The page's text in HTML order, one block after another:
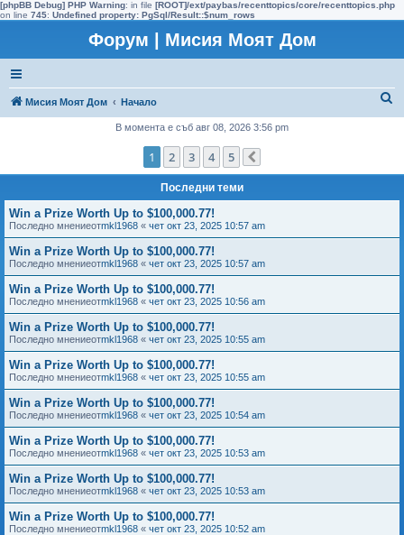
[phpBB Debug] PHP Warning: in file [ROOT]/ext/paybas/recenttopics/core/recenttopics.php
on line 745: Undefined property: PgSql/Result::$num_rows
Форум | Мисия Моят Дом
Мисия Моят Дом Начало
В момента е съб авг 08, 2026 3:56 pm
1 2 3 4 5
Последни теми
Win a Prize Worth Up to $100,000.77!
Последно мнениеотmkl1968 « чет окт 23, 2025 10:57 am
Win a Prize Worth Up to $100,000.77!
Последно мнениеотmkl1968 « чет окт 23, 2025 10:57 am
Win a Prize Worth Up to $100,000.77!
Последно мнениеотmkl1968 « чет окт 23, 2025 10:56 am
Win a Prize Worth Up to $100,000.77!
Последно мнениеотmkl1968 « чет окт 23, 2025 10:55 am
Win a Prize Worth Up to $100,000.77!
Последно мнениеотmkl1968 « чет окт 23, 2025 10:55 am
Win a Prize Worth Up to $100,000.77!
Последно мнениеотmkl1968 « чет окт 23, 2025 10:54 am
Win a Prize Worth Up to $100,000.77!
Последно мнениеотmkl1968 « чет окт 23, 2025 10:53 am
Win a Prize Worth Up to $100,000.77!
Последно мнениеотmkl1968 « чет окт 23, 2025 10:53 am
Win a Prize Worth Up to $100,000.77!
Последно мнениеотmkl1968 « чет окт 23, 2025 10:52 am